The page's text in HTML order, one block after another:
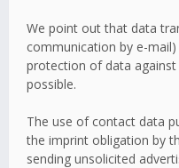
We point out that data
communication by e-
protection of data
possible.
The use of contact data
the imprint obligation by
sending unsolicited